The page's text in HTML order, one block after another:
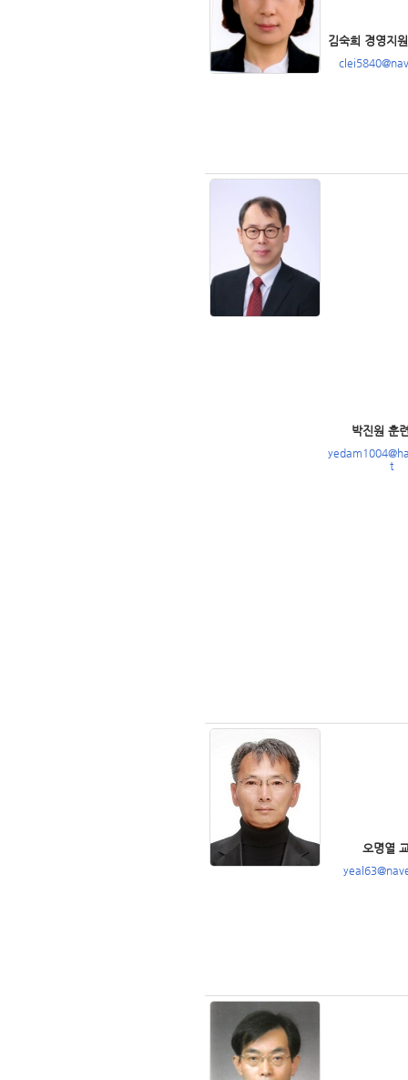
김숙희 경영지
박진원 훈
t
오명열